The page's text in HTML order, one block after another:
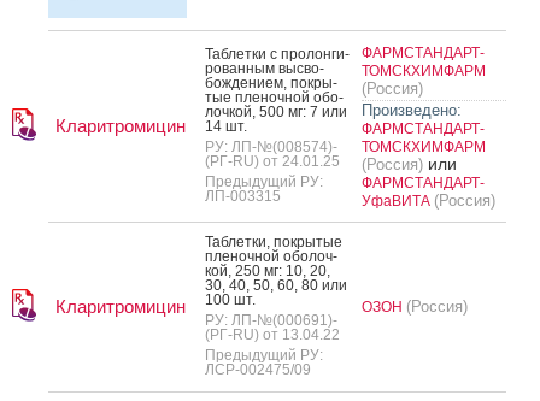
Кларитромицин
Таб­летки с про­лон­ги­
рован­ным выс­во­
бож­де­ни­ем, пок­ры­
тые пле­ноч­ной обо­
лоч­кой, 500 мг: 7 или
14 шт.
РУ: ЛП-№(008574)-
(РГ-RU) от 24.01.25
Предыдущий РУ:
ЛП-003315
ФАРМСТАНДАРТ-
ТОМСКХИМФАРМ
(Россия)
Произведено:
ФАРМСТАНДАРТ-
ТОМСКХИМФАРМ
(Россия) или
ФАРМСТАНДАРТ-
УфаВИТА (Россия)
Кларитромицин
Таб­летки, пок­ры­тые
пле­ноч­ной обо­лоч­
кой, 250 мг: 10, 20,
30, 40, 50, 60, 80 или
100 шт.
РУ: ЛП-№(000691)-
(РГ-RU) от 13.04.22
Предыдущий РУ:
ЛСР-002475/09
ОЗОН (Россия)